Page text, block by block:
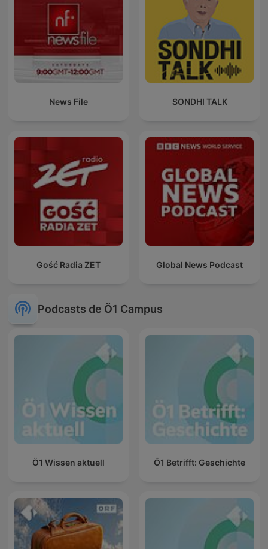
News File SONDHI TALK
Gość Radia ZET Global News Podcast
Podcasts de Ö1 Campus
Ö1 Wissen aktuell Ö1 Betrifft: Geschichte